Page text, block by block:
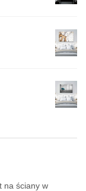
na ściany w